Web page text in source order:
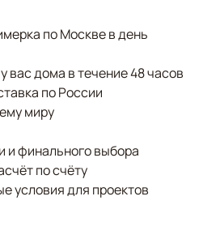
по Москве в день
вас дома в течение 48 часов
по России
миру
и финального выбора
по счёту
условия для проектов